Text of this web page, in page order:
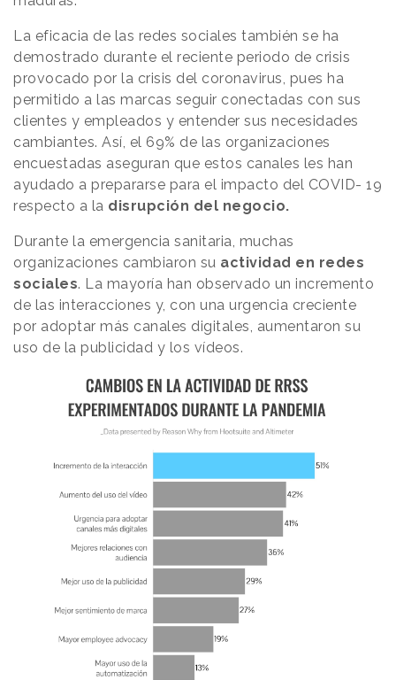
La eficacia de las redes sociales también se ha
demostrado durante el reciente periodo de crisis
provocado por la crisis del coronavirus, pues ha
permitido a las marcas seguir conectadas con sus
clientes y empleados y entender sus necesidades
cambiantes. Así, el 69% de las organizaciones
encuestadas aseguran que estos canales les han
ayudado a prepararse para el impacto del COVID- 19
respecto a la disrupción del negocio.
Durante la emergencia sanitaria, muchas
organizaciones cambiaron su actividad en redes
sociales. La mayoría han observado un incremento
de las interacciones y, con una urgencia creciente
por adoptar más canales digitales, aumentaron su
uso de la publicidad y los vídeos.